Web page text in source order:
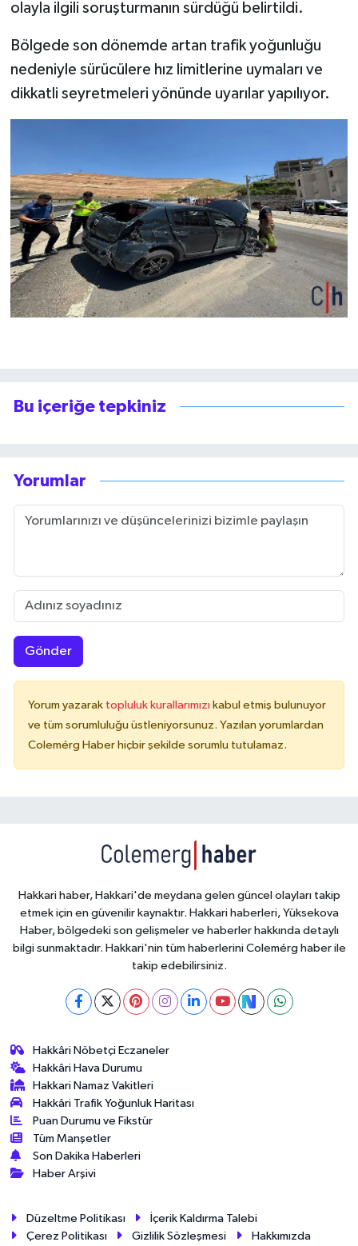
olayla ilgili soruşturmanın sürdüğü belirtildi.
Bölgede son dönemde artan trafik yoğunluğu
nedeniyle sürücülere hız limitlerine uymaları ve
dikkatli seyretmeleri yönünde uyarılar yapılıyor.
Bu içeriğe tepkiniz
Yorumlar
Gönder
Yorum yazarak topluluk kurallarımızı kabul etmiş bulunuyor
ve tüm sorumluluğu üstleniyorsunuz. Yazılan yorumlardan
Colemérg Haber hiçbir şekilde sorumlu tutulamaz.
Hakkari haber, Hakkari'de meydana gelen güncel olayları takip
etmek için en güvenilir kaynaktır. Hakkari haberleri, Yüksekova
Haber, bölgedeki son gelişmeler ve haberler hakkında detaylı
bilgi sunmaktadır. Hakkari'nin tüm haberlerini Colemérg haber ile
takip edebilirsiniz.
Hakkâri Nöbetçi Eczaneler
Hakkâri Hava Durumu
Hakkari Namaz Vakitleri
Hakkâri Trafik Yoğunluk Haritası
Puan Durumu ve Fikstür
Tüm Manşetler
Son Dakika Haberleri
Haber Arşivi
Düzeltme Politikası
İçerik Kaldırma Talebi
Çerez Politikası
Gizlilik Sözleşmesi
Hakkımızda